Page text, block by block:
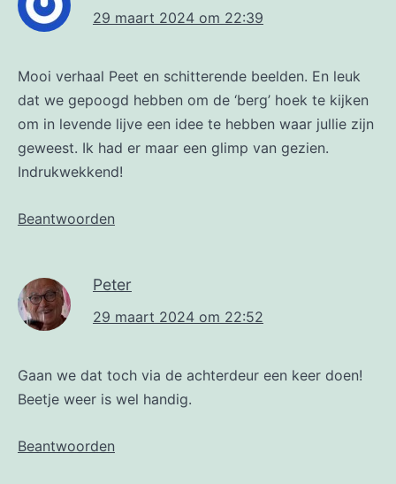
29 maart 2024 om 22:39
Mooi verhaal Peet en schitterende beelden. En leuk
dat we gepoogd hebben om de ‘berg’ hoek te kijken
om in levende lijve een idee te hebben waar jullie zijn
geweest. Ik had er maar een glimp van gezien.
Indrukwekkend!
Beantwoorden
Peter
29 maart 2024 om 22:52
Gaan we dat toch via de achterdeur een keer doen!
Beetje weer is wel handig.
Beantwoorden